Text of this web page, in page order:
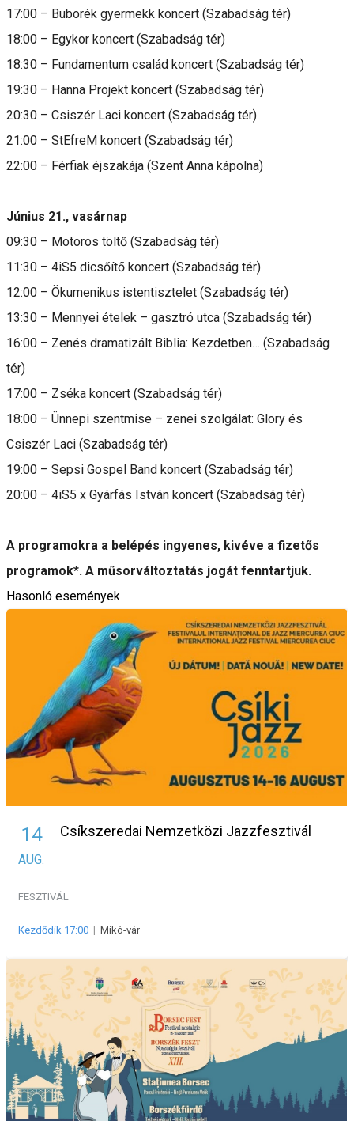
17:00 – Buborék gyermekk koncert (Szabadság tér)
18:00 – Egykor koncert (Szabadság tér)
18:30 – Fundamentum család koncert (Szabadság tér)
19:30 – Hanna Projekt koncert (Szabadság tér)
20:30 – Csiszér Laci koncert (Szabadság tér)
21:00 – StEfreM koncert (Szabadság tér)
22:00 – Férfiak éjszakája (Szent Anna kápolna)
Június 21., vasárnap
09:30 – Motoros töltő (Szabadság tér)
11:30 – 4iS5 dicsőítő koncert (Szabadság tér)
12:00 – Ökumenikus istentisztelet (Szabadság tér)
13:30 – Mennyei ételek – gasztró utca (Szabadság tér)
16:00 – Zenés dramatizált Biblia: Kezdetben… (Szabadság
tér)
17:00 – Zséka koncert (Szabadság tér)
18:00 – Ünnepi szentmise – zenei szolgálat: Glory és
Csiszér Laci (Szabadság tér)
19:00 – Sepsi Gospel Band koncert (Szabadság tér)
20:00 – 4iS5 x Gyárfás István koncert (Szabadság tér)
A programokra a belépés ingyenes, kivéve a fizetős
programok*. A műsorváltoztatás jogát fenntartjuk.
Hasonló események
14
AUG.
Csíkszeredai Nemzetközi Jazzfesztivál
FESZTIVÁL
Kezdődik 17:00 | Mikó-vár